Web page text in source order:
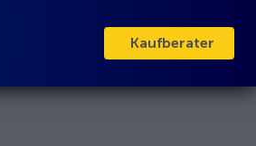
Kaufberater